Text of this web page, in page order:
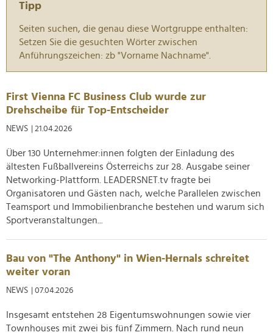
Tipp
Seiten suchen, die genau diese Wortgruppe enthalten:
Setzen Sie die gesuchten Wörter zwischen
Anführungszeichen: zb "Vorname Nachname".
First Vienna FC Business Club wurde zur
Drehscheibe für Top-Entscheider
NEWS | 21.04.2026
Über 130 Unternehmer:innen folgten der Einladung des
ältesten Fußballvereins Österreichs zur 28. Ausgabe seiner
Networking-Plattform. LEADERSNET.tv fragte bei
Organisatoren und Gästen nach, welche Parallelen zwischen
Teamsport und Immobilienbranche bestehen und warum sich
Sportveranstaltungen...
Bau von "The Anthony" in Wien-Hernals schreitet
weiter voran
NEWS | 07.04.2026
Insgesamt entstehen 28 Eigentumswohnungen sowie vier
Townhouses mit zwei bis fünf Zimmern. Nach rund neun